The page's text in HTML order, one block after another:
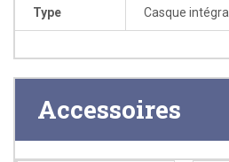
Type Casque intégral
Accessoires